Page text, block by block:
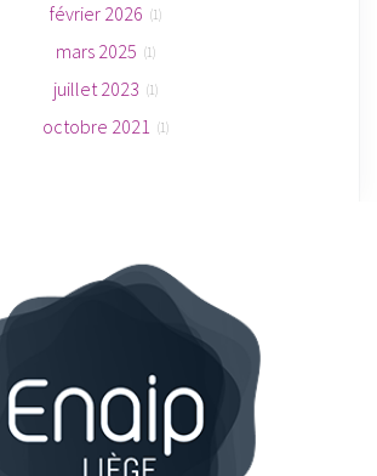
février 2026 (1)
mars 2025 (1)
juillet 2023 (1)
octobre 2021 (1)